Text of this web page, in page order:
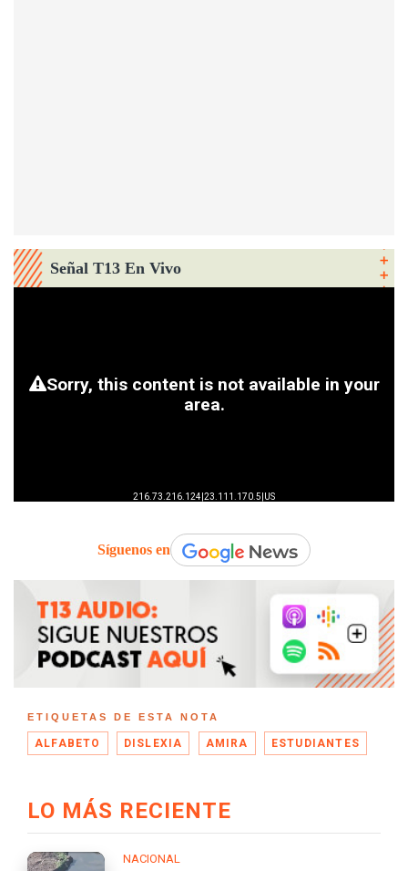
Señal T13 En Vivo
Síguenos en
ETIQUETAS DE ESTA NOTA
ALFABETO DISLEXIA AMIRA ESTUDIANTES
LO MÁS RECIENTE
NACIONAL